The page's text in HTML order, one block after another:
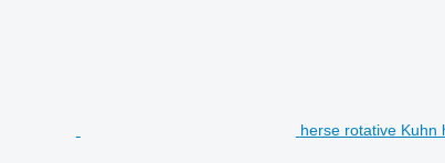
herse rotative Kuhn